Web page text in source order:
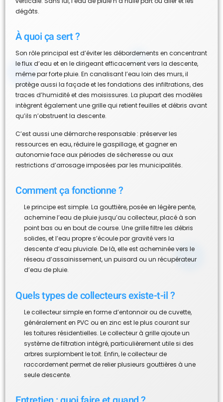
dégâts.
À quoi ça sert ?
Son rôle principal est d’éviter les débordements en concentrant
le flux d’eau et en le dirigeant efficacement vers la descente,
même par forte pluie. En canalisant l’eau loin des murs, il
protège aussi la façade et les fondations des infiltrations, des
traces d’humidité et des moisissures. La plupart des modèles
intègrent également une grille qui retient feuilles et débris avant
qu’ils n’obstruent la descente.
C’est aussi une démarche responsable : préserver les
ressources en eau, réduire le gaspillage, et gagner en
autonomie face aux périodes de sécheresse ou aux
restrictions d’arrosage imposées par les municipalités.
Comment ça fonctionne ?
Le principe est simple. La gouttière, posée en légère pente,
achemine l’eau de pluie jusqu’au collecteur, placé à son
point bas ou en bout de course. Une grille filtre les débris
solides, et l’eau propre s’écoule par gravité vers la
descente d’eau pluviale. De là, elle est acheminée vers le
réseau d’assainissement, un puisard ou un récupérateur
d’eau de pluie.
Quels types de collecteurs existe-t-il ?
Le collecteur simple en forme d’entonnoir ou de cuvette,
généralement en PVC ou en zinc est le plus courant sur
les toitures résidentielles. Le collecteur à grille ajoute un
système de filtration intégré, particulièrement utile si des
arbres surplombent le toit. Enfin, le collecteur de
raccordement permet de relier plusieurs gouttières à une
seule descente.